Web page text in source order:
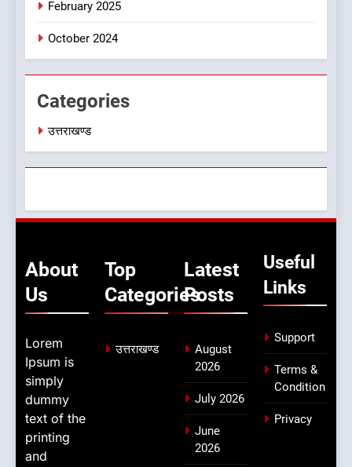
February 2025
October 2024
Categories
उत्तराखण्ड
About
Us
Lorem
Ipsum is
simply
dummy
text of the
printing
and
Top
Categories
उत्तराखण्ड
Latest
Posts
August
2026
July 2026
June
2026
Useful
Links
Support
Terms &
Condition
Privacy